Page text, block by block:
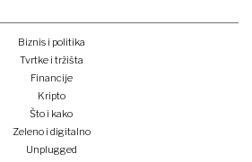
Biznis i politika
Tvrtke i tržišta
Financije
Kripto
Što i kako
Zeleno i digitalno
Unplugged